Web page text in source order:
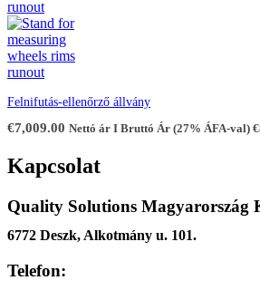
Felnifutás-ellenőrző állvány
€7,009.00 Nettó ár I Bruttó Ár (27% ÁFA-val) €
Kapcsolat
Quality Solutions Magyarország
6772 Deszk, Alkotmány u. 101.
Telefon: